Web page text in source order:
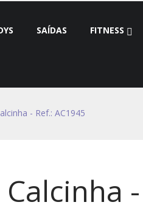
SAÍDAS FITNESS
- Ref.: AC1945
Calcinha